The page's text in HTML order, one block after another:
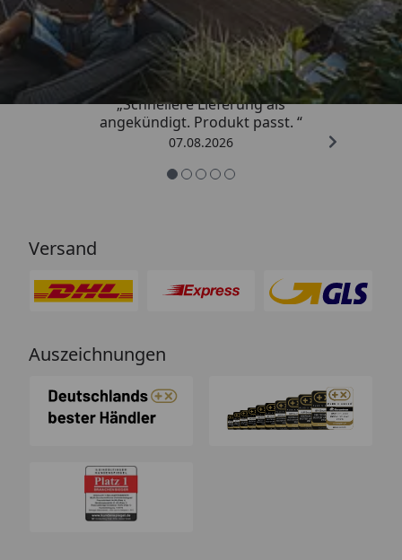
4,81/ 5
„Schnellere Lieferung als
angekündigt. Produkt passt. “
07.08.2026
Versand
Auszeichnungen